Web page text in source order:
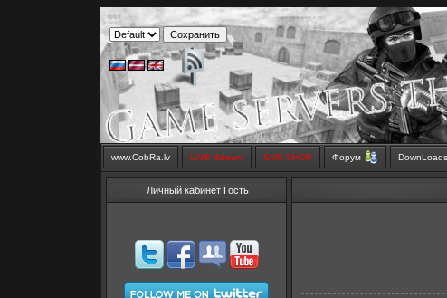
www.CobRa.lv LIVE Stream SMS SHOP Форум DownLoads
Личный кабинет Гость